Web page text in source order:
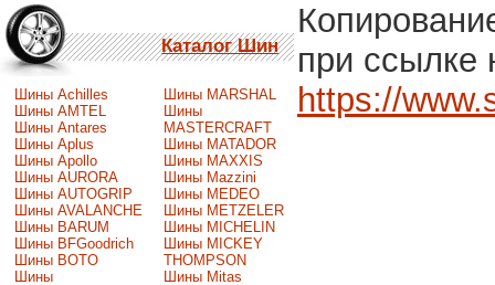
Каталог Шин
Шины Achilles
Шины AMTEL
Шины Antares
Шины Aplus
Шины Apollo
Шины AURORA
Шины AUTOGRIP
Шины AVALANCHE
Шины BARUM
Шины BFGoodrich
Шины BOTO
Шины
Шины MARSHAL
Шины
MASTERCRAFT
Шины MATADOR
Шины MAXXIS
Шины Mazzini
Шины MEDEO
Шины METZELER
Шины MICHELIN
Шины MICKEY
THOMPSON
Шины Mitas
при ссылке
https://